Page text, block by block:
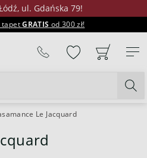
ul. Gdańska 79!
tapetGRATIS od 300 zł!
Le Jacquard